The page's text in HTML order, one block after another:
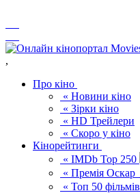
,
Про кіно
« Новини кіно
« Зірки кіно
« HD Трейлери
« Скоро у кіно
Кінорейтинги
« IMDb Top 250
« Премія Оскар
« Топ 50 фільмів